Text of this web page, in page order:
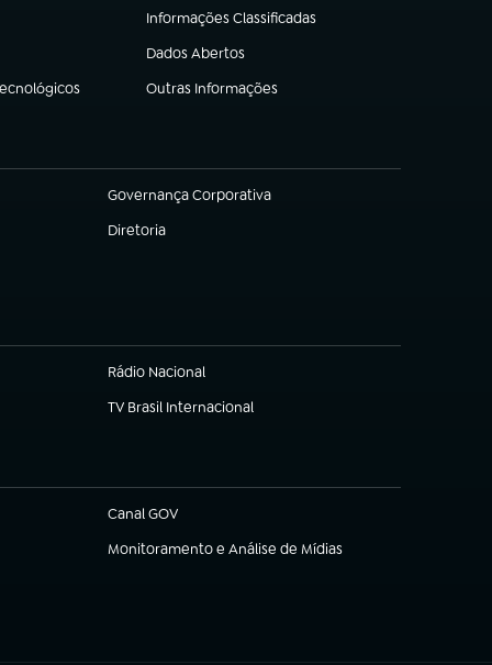
Informações Classificadas
(abre em nova aba)
Dados Abertos
(abre em nova aba)
Outras Informações
(abre em nova aba)
Governança Corporativa
(abre em nova aba)
Diretoria
(abre em nova aba)
Rádio Nacional
(abre em nova aba)
TV Brasil Internacional
(abre em nova aba)
Canal GOV
(abre em nova aba)
Monitoramento e Análise de Mídias
(abre em nova aba)